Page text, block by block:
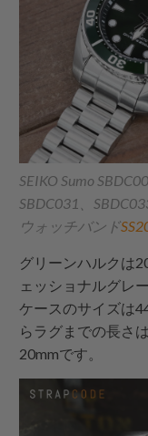
SEIKO Sumo
SBDC031、
ウォッチバンド
グリーンハルクは
ェッショナルグレ
ケースのサイズは
らラグまでの長さ
20mmです。